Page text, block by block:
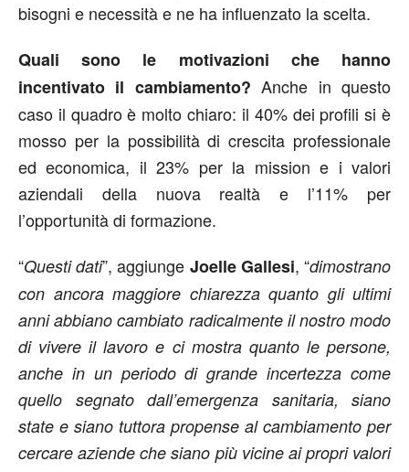
bisogni e necessità e ne ha influenzato la scelta.
Quali sono le motivazioni che hanno
incentivato il cambiamento? Anche in questo
caso il quadro è molto chiaro: il 40% dei profili si è
mosso per la possibilità di crescita professionale
ed economica, il 23% per la mission e i valori
aziendali della nuova realtà e l’11% per
l’opportunità di formazione.
“Questi dati”, aggiunge Joelle Gallesi, “dimostrano
con ancora maggiore chiarezza quanto gli ultimi
anni abbiano cambiato radicalmente il nostro modo
di vivere il lavoro e ci mostra quanto le persone,
anche in un periodo di grande incertezza come
quello segnato dall’emergenza sanitaria, siano
state e siano tuttora propense al cambiamento per
cercare aziende che siano più vicine ai propri valori